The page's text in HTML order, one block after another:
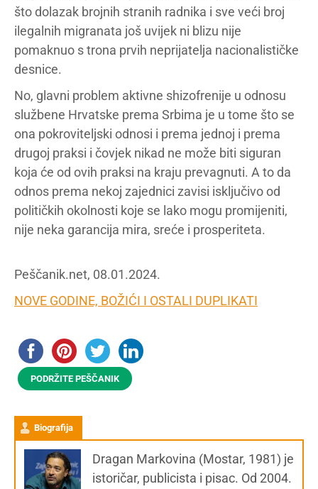
što dolazak brojnih stranih radnika i sve veći broj
ilegalnih migranata još uvijek ni blizu nije
pomaknuo s trona prvih neprijatelja nacionalističke
desnice.
No, glavni problem aktivne shizofrenije u odnosu
službene Hrvatske prema Srbima je u tome što se
ona pokroviteljski odnosi i prema jednoj i prema
drugoj praksi i čovjek nikad ne može biti siguran
koja će od ovih praksi na kraju prevagnuti. A to da
odnos prema nekoj zajednici zavisi isključivo od
političkih okolnosti koje se lako mogu promijeniti,
nije neka garancija mira, sreće i prosperiteta.
Peščanik.net, 08.01.2024.
NOVE GODINE, BOŽIĆI I OSTALI DUPLIKATI
PODRŽITE PEŠČANIK
Biografija
Dragan Markovina (Mostar, 1981) je
istoričar, publicista i pisac. Od 2004.